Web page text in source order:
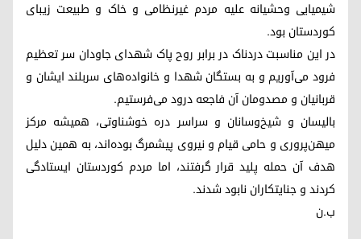
شیمیایی وحشیانه علیه مردم غیرنظامی و خاک و طبیعت زیبای
کوردستان بود.
در این مناسبت دردناک در برابر روح پاک شهدای جاودان سر تعظیم
فرود می‌آوریم و به بستگان شهدا و خانواده‌های سربلند ایشان و
قربانیان و مصدومان آن فاجعه درود می‌فرستیم.
بالیسان و شیخ‌وسانان و سراسر دره خوشناوتی، همیشه مرکز
میهن‌پروری و حامی قیام و نیروی پیشمرگ بوده‌اند، به همین دلیل
هدف آن حمله پلید قرار گرفتند، اما مردم کوردستان ایستادگی
کردند و جنایتکاران نابود شدند.
ب.ن